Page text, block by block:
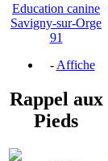
Education canine
Savigny-sur-Orge
91
- Affiche
Rappel aux
Pieds